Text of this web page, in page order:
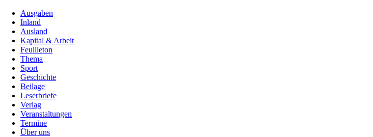
Ausgaben
Inland
Ausland
Kapital & Arbeit
Feuilleton
Thema
Sport
Geschichte
Beilage
Leserbriefe
Verlag
Veranstaltungen
Termine
Über uns